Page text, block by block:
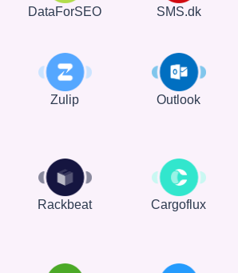
DataForSEO SMS.dk
Zulip Outlook
Rackbeat Cargoflux